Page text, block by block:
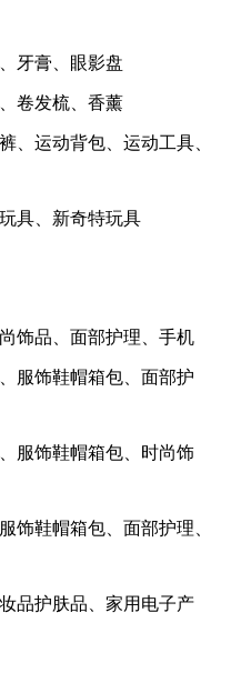
牙膏、眼影盘
卷发梳、香薰
、运动背包、运动工具、
具、新奇特玩具
饰品、面部护理、手机
服饰鞋帽箱包、面部护
服饰鞋帽箱包、时尚饰
饰鞋帽箱包、面部护理、
品护肤品、家用电子产